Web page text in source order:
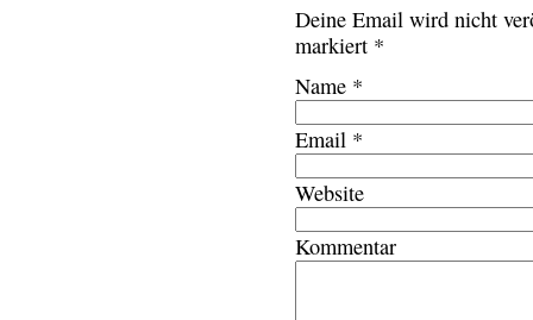
Deine Email wird nicht
markiert *
Name *
Email *
Website
Kommentar